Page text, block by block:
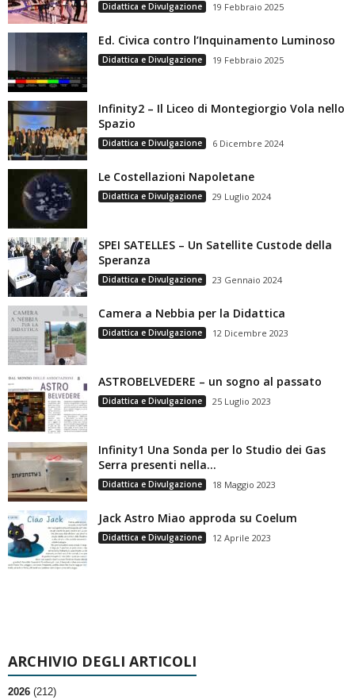
Didattica e Divulgazione 19 Febbraio 2025
Ed. Civica contro l’Inquinamento Luminoso
Didattica e Divulgazione 19 Febbraio 2025
Infinity2 – Il Liceo di Montegiorgio Vola nello
Spazio
Didattica e Divulgazione 6 Dicembre 2024
Le Costellazioni Napoletane
Didattica e Divulgazione 29 Luglio 2024
SPEI SATELLES – Un Satellite Custode della
Speranza
Didattica e Divulgazione 23 Gennaio 2024
Camera a Nebbia per la Didattica
Didattica e Divulgazione 12 Dicembre 2023
ASTROBELVEDERE – un sogno al passato
Didattica e Divulgazione 25 Luglio 2023
Infinity1 Una Sonda per lo Studio dei Gas
Serra presenti nella...
Didattica e Divulgazione 18 Maggio 2023
Jack Astro Miao approda su Coelum
Didattica e Divulgazione 12 Aprile 2023
ARCHIVIO DEGLI ARTICOLI
2026 (212)